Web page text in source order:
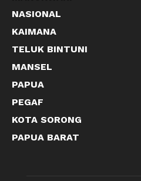
NASIONAL
KAIMANA
TELUK BINTUNI
MANSEL
PAPUA
PEGAF
KOTA SORONG
PAPUA BARAT